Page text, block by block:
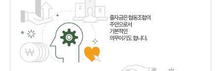
출자금은 협동조합의
주인으로서
기본적인
의무이기도 합니다.